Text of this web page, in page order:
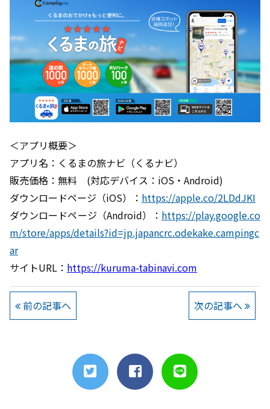
＜アプリ概要＞
アプリ名：くるまの旅ナビ（くるナビ）
販売価格：無料 (対応デバイス：iOS・Android)
ダウンロードページ（iOS）： https://apple.co/2LDdJKI
ダウンロードページ（Android）： https://play.google.co
m/store/apps/details?id=jp.japancrc.odekake.campingc
ar
サイトURL： https://kuruma-tabinavi.com
前の記事へ 次の記事へ